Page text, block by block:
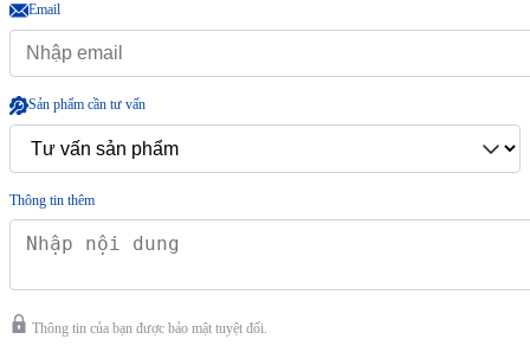
Email
Sản phẩm cần tư vấn
Thông tin thêm
Thông tin của bạn được bảo mật tuyệt đối.